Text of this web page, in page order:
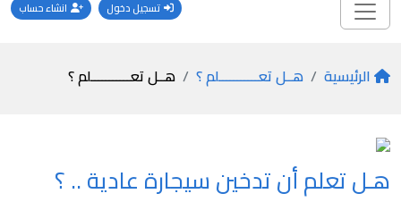
تسجيل دخول انشاء حساب
الرئيسية هــل تعـــــــــــلم ؟ هــل تعـــــــــــلم ؟
هـل تعلم أن تدخين سيجارة عادية .. ؟